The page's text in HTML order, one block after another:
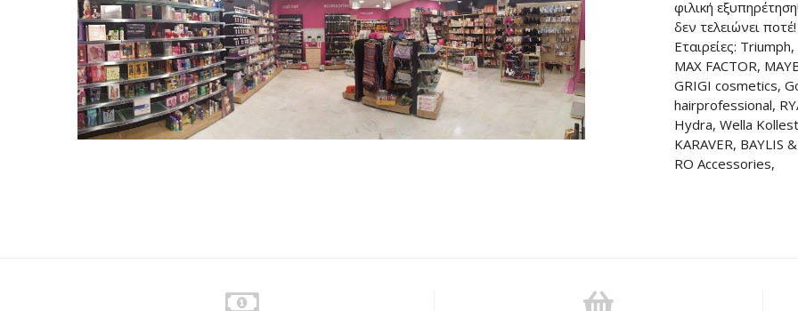
φιλική
δεν τελειώνει ποτέ!
Εταιρείες:
MAX FACTOR,
GRIGI cosmetics,
hairprofessional,
Hydra, Wella
KARAVER, BAYLIS
RO Accessories,